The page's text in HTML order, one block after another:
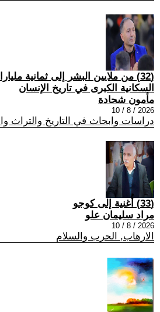
(32) من ملايين البشر إلى ثمانية
السكانية الكبرى في تاريخ الإنسان
مأمون شحادة
2026 / 8 / 10
دراسات وابحاث في التاريخ والتراث
(33) أُغنية إلى كوجو
مراد سليمان علو
2026 / 8 / 10
الارهاب, الحرب والسلام